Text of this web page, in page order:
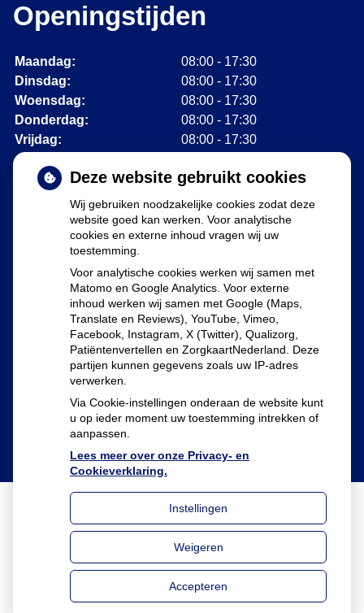
Openingstijden
Maandag:
08:00 - 17:30
Dinsdag:
08:00 - 17:30
Woensdag:
08:00 - 17:30
Donderdag:
08:00 - 17:30
Vrijdag:
08:00 - 17:30
Adresgegevens
Beverveen 501
3205AG Spijkenisse
0181-635333
apotheek@apotheekdeschouw.nl
Cookie-instellingen
Deze website gebruikt cookies
Wij gebruiken noodzakelijke cookies zodat deze
website goed kan werken. Voor analytische
cookies en externe inhoud vragen wij uw
toestemming.
Voor analytische cookies werken wij samen met
Matomo en Google Analytics. Voor externe
inhoud werken wij samen met Google (Maps,
Translate en Reviews), YouTube, Vimeo,
Facebook, Instagram, X (Twitter), Qualizorg,
Patiëntenvertellen en ZorgkaartNederland. Deze
partijen kunnen gegevens zoals uw IP-adres
verwerken.
Via Cookie-instellingen onderaan de website kunt
u op ieder moment uw toestemming intrekken of
aanpassen.
Lees meer over onze Privacy- en
Cookieverklaring.
Instellingen
Weigeren
Accepteren